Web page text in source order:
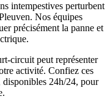
intempestives perturbent
Nos équipes
précisément la panne et
circuit peut représenter
activité. Confiez ces
disponibles 24h/24, pour